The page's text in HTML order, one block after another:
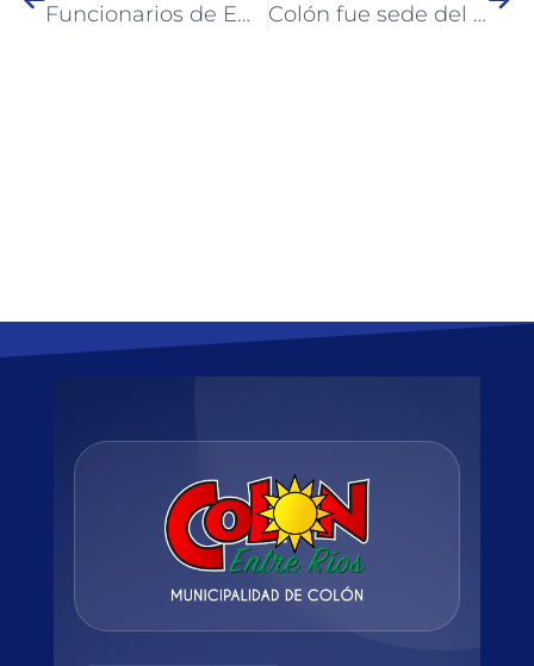
Funcionarios de ENERSA y del EPRE se reunieron con el intendente de Colón y los legisladores Colón fue sede del 7° Encuentro Provincial de Juegos de Mesa “Entre Ríos Juega”